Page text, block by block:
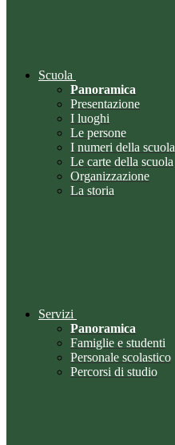
Scuola
Panoramica
Presentazione
I luoghi
Le persone
I numeri della scuola
Le carte della scuola
Organizzazione
La storia
Servizi
Panoramica
Famiglie e studenti
Personale scolastico
Percorsi di studio